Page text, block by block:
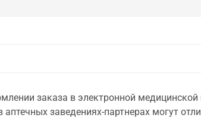
заказа в электронной
заведениях-партнерах могут